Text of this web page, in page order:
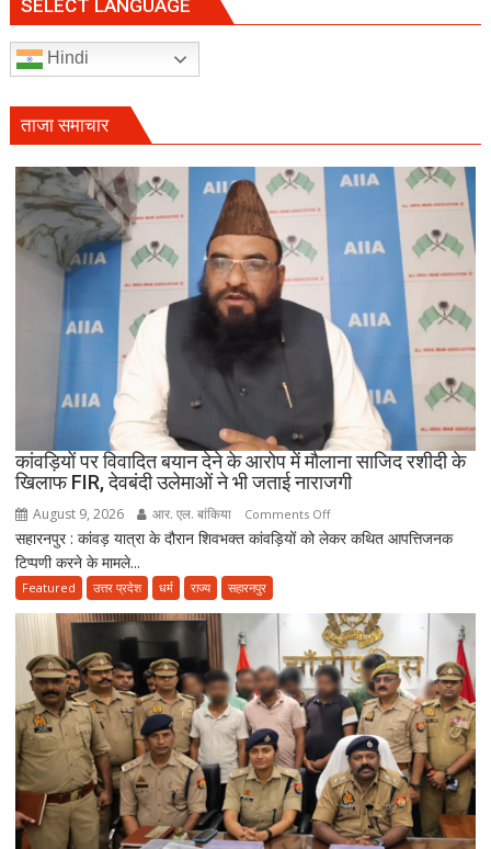
RSS
बोलीं-
‘राजनीति
SELECT LANGUAGE
Hindi
ताजा समाचार
कांवड़ियों पर विवादित बयान देने के आरोप में मौलाना साजिद रशीदी के
खिलाफ FIR, देवबंदी उलेमाओं ने भी जताई नाराजगी
August 9, 2026 आर. एल. बांकिया Comments Offon
कांवड़ियों
देने
के
आरोप
में
मौलाना
साजिद
रशीदी
के
खिलाफ
सहारनपुर : कांवड़ यात्रा के दौरान शिवभक्त कांवड़ियों को लेकर कथित आपत्तिजनक
टिप्पणी करने के मामले...
Featured उत्तर प्रदेश धर्म राज्य सहारनपुर